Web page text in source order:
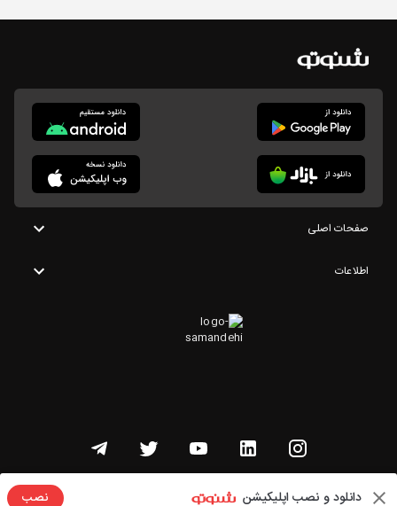
دانلود و نصب اپلیکیشن نصب
صفحات اصلی
اطلاعات
تمامی حقوق این وبسایت متعلق به شنوتو است